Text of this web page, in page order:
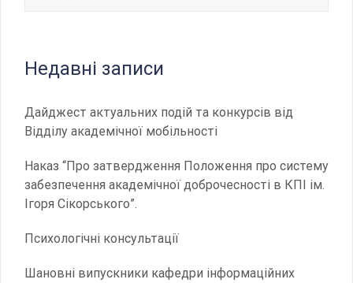
Недавні записи
Дайджест актуальних подій та конкурсів від
Відділу академічної мобільності
Наказ “Про затвердження Положення про систему
забезпечення академічної доброчесності в КПІ ім.
Ігоря Сікорського”.
Психологічні консультації
Шановні випускники кафедри інформаційних